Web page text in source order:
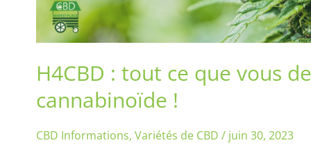
H4CBD : tout ce que vous
cannabinoïde !
CBD Informations, Variétés de CBD / juin 30, 2023